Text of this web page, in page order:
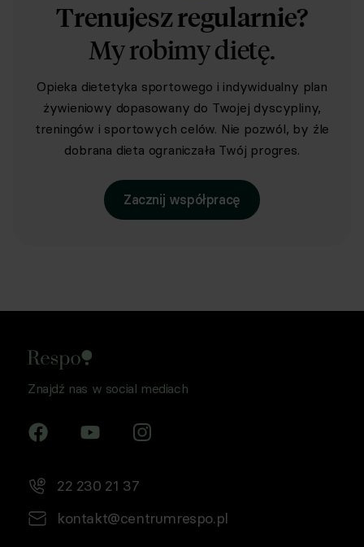
Trenujesz regularnie?
My robimy dietę.
Opieka dietetyka sportowego i indywidualny plan
żywieniowy dopasowany do Twojej dyscypliny,
treningów i sportowych celów. Nie pozwól, by źle
dobrana dieta ograniczała Twój progres.
Zacznij współpracę
Znajdź nas w social mediach
22 230 21 37
kontakt@centrumrespo.pl